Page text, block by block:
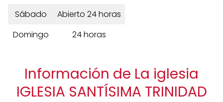
Sábado
Abierto 24 horas
Domingo
24 horas
Información de La iglesia
IGLESIA SANTÍSIMA TRINIDAD